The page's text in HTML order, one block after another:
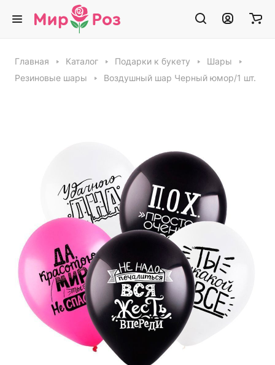
Главная Каталог Подарки к букету
Шары
Резиновые шары
Воздушный шар Черный юмор/1 шт.